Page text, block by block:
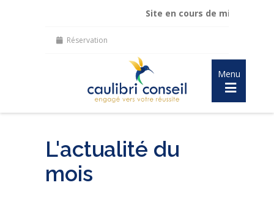
Site en cours de mise à jour :
Réservation
Menu
L'actualité du
mois